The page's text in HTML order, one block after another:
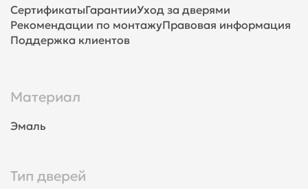
СертификатыГарантииУход за дверями
Рекомендации по монтажуПравовая информация
Поддержка клиентов
Материал
Эмаль
Тип дверей